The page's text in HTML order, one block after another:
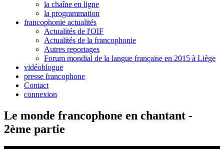
la chaîne en ligne
la programmation
francophonie actualités
Actualités de l'OIF
Actualités de la francophonie
Autres reportages
Forum mondial de la langue française en 2015 à Liège
vidéoblogue
presse francophone
Contact
connexion
Le monde francophone en chantant -
2ème partie